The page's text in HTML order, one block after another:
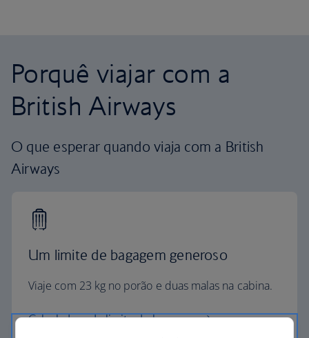
Porquê viajar com a
British Airways
O que esperar quando viaja com a British
Airways
Um limite de bagagem generoso
Viaje com 23 kg no porão e duas malas na cabina.
Calculadora de limite de bagagem